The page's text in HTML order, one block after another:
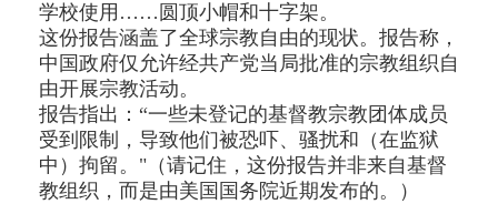
学校使用……圆顶小帽和十字架。
这份报告涵盖了全球宗教自由的现状。报告称，
中国政府仅允许经共产党当局批准的宗教组织自
由开展宗教活动。
报告指出：“一些未登记的基督教宗教团体成员
受到限制，导致他们被恐吓、骚扰和（在监狱
中）拘留。"（请记住，这份报告并非来自基督
教组织，而是由美国国务院近期发布的。）